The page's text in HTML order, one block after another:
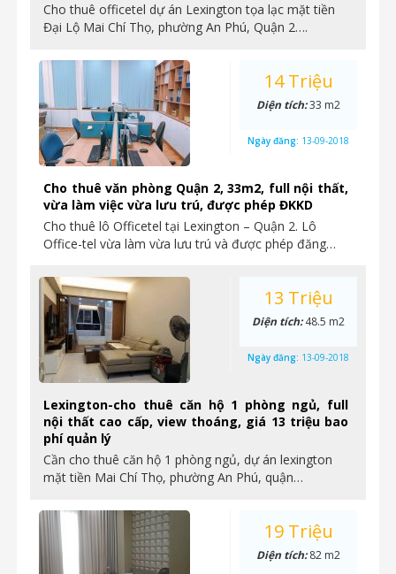
Cho thuê officetel dự án Lexington tọa lạc mặt tiền
Đại Lộ Mai Chí Thọ, phường An Phú, Quận 2….
Cho thuê văn phòng Quận 2, 33m2, full nội thất,
vừa làm việc vừa lưu trú, được phép ĐKKD
Cho thuê lô Officetel tại Lexington – Quận 2. Lô
Office-tel vừa làm vừa lưu trú và được phép đăng…
14 Triệu
Diện tích:33 m2
Ngày đăng: 13-09-2018
Lexington-cho thuê căn hộ 1 phòng ngủ, full
nội thất cao cấp, view thoáng, giá 13 triệu bao
phí quản lý
Cần cho thuê căn hộ 1 phòng ngủ, dự án lexington
mặt tiền Mai Chí Thọ, phường An Phú, quận…
13 Triệu
Diện tích:48.5 m2
Ngày đăng: 13-09-2018
19 Triệu
Diện tích:82 m2